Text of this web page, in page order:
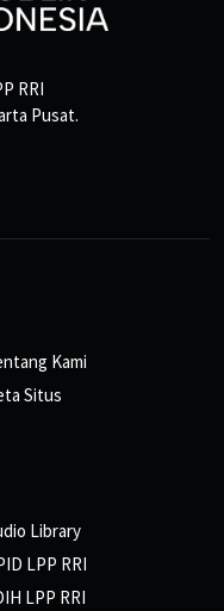
RRI
Pusat.
Kami
Situs
Library
LPP RRI
LPP RRI